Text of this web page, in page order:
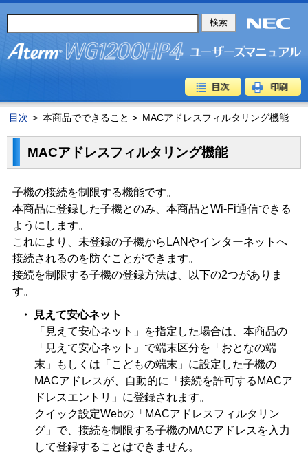
目次 > 本商品でできること > MACアドレスフィルタリング機能
MACアドレスフィルタリング機能
子機の接続を制限する機能です。
本商品に登録した子機とのみ、本商品とWi-Fi通信できる
ようにします。
これにより、未登録の子機からLANやインターネットへ
接続されるのを防ぐことができます。
接続を制限する子機の登録方法は、以下の2つがありま
す。
・ 見えて安心ネット
「見えて安心ネット」を指定した場合は、本商品の
「見えて安心ネット」で端末区分を「おとなの端
末」もしくは「こどもの端末」に設定した子機の
MACアドレスが、自動的に「接続を許可するMACア
ドレスエントリ」に登録されます。
クイック設定Webの「MACアドレスフィルタリン
グ」で、接続を制限する子機のMACアドレスを入力
して登録することはできません。